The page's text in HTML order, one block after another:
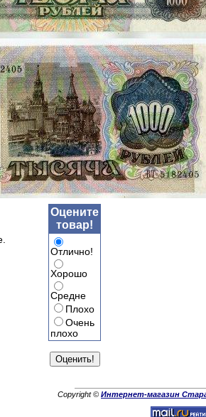
Оцените
товар!
Отлично!
Хорошо
Средне
Плохо
Очень
плохо
Copyright © Интернет-магазин